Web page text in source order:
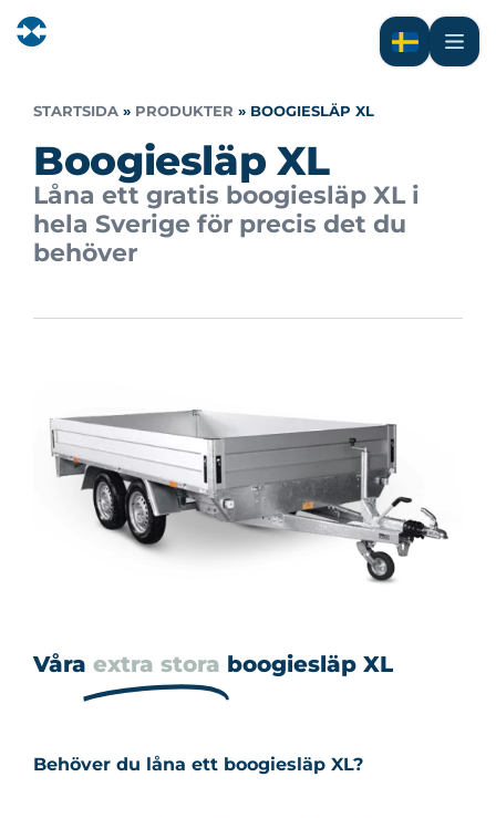
STARTSIDA » PRODUKTER » BOOGIESLÄP XL
Boogiesläp XL
Låna ett gratis boogiesläp XL i
hela Sverige för precis det du
behöver
Våra extra stora boogiesläp XL
Behöver du låna ett boogiesläp XL?